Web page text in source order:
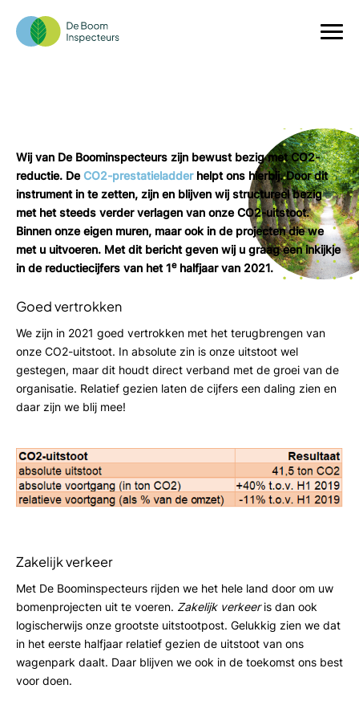
Halfjaarcijfers CO2-reductie
Wij van De Boominspecteurs zijn bewust bezig met CO2-
reductie. DeCO2-prestatieladderhelpt ons hierbij. Door dit
instrument in te zetten, zijn en blijven wij structureel bezig
met het steeds verder verlagen van onze CO2-uitstoot.
Binnen onze eigen muren, maar ook in de projecten die we
met u uitvoeren. Met dit bericht geven wij u graag een inkijkje
in de reductiecijfers van het 1ehalfjaar van 2021.
Goed vertrokken
We zijn in 2021 goed vertrokken met het terugbrengen van
onze CO2-uitstoot. In absolute zin is onze uitstoot wel
gestegen, maar dit houdt direct verband met de groei van de
organisatie. Relatief gezien laten de cijfers een daling zien en
daar zijn we blij mee!
Zakelijk verkeer
Met De Boominspecteurs rijden we het hele land door om uw
bomenprojecten uit te voeren. Zakelijk verkeeris dan ook
logischerwijs onze grootste uitstootpost. Gelukkig zien we dat
in het eerste halfjaar relatief gezien de uitstoot van ons
wagenpark daalt. Daar blijven we ook in de toekomst ons best
voor doen.